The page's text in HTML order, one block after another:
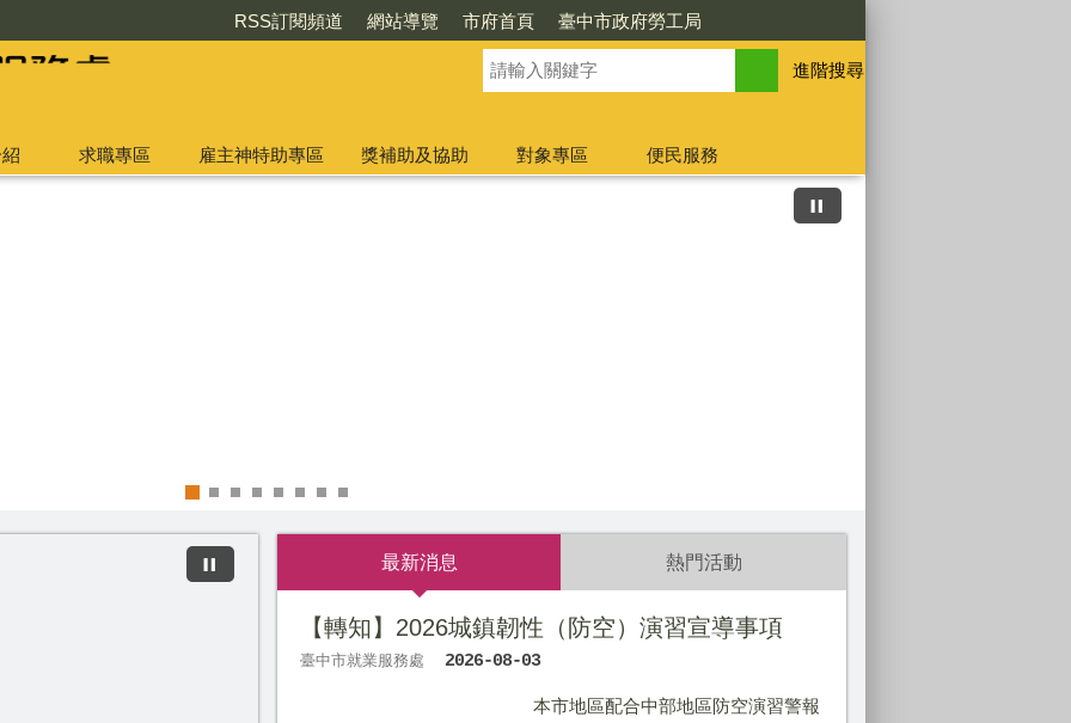
RSS訂閱頻道 網站導覽 市府首頁 臺中市政府勞工局
進階搜尋
求職專區 雇主神特助專區 獎補助及協助 對象專區
便民服務
最新消息
【轉知】2026城鎮韌性（防空）演習宣導事項
臺中市就業服務處 2026-08-03
本市地區配合中部地區防空演習警報
熱門活動